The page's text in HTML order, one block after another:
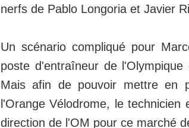
nerfs de Pablo Longoria et Javier
Un scénario compliqué pour
poste d'entraîneur de
Mais afin de pouvoir mettre en
l'Orange Vélodrome, le
direction de l'OM pour ce marché